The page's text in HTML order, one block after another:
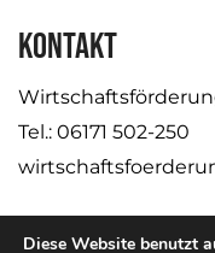
KONTAKT
Tel.: 06171 502-250
Diese Website benutzt